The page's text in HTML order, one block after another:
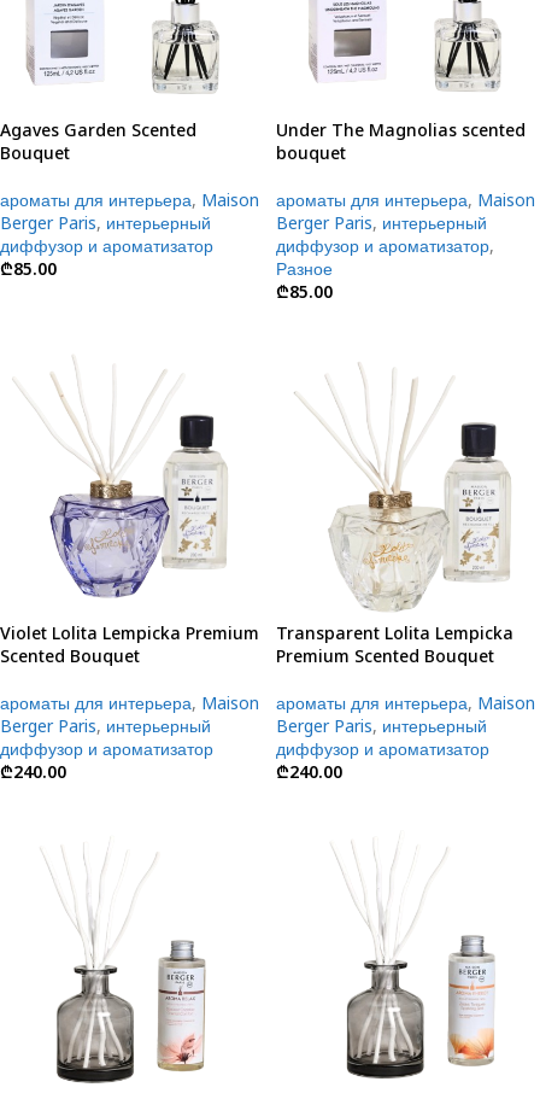
Agaves Garden Scented
Bouquet
ароматы для интерьера, Maison
Berger Paris, интерьерный
диффузор и ароматизатор
₾85.00
Under The Magnolias scented
bouquet
ароматы для интерьера, Maison
Berger Paris, интерьерный
диффузор и ароматизатор,
Разное
₾85.00
Violet Lolita Lempicka Premium
Scented Bouquet
ароматы для интерьера, Maison
Berger Paris, интерьерный
диффузор и ароматизатор
₾240.00
Transparent Lolita Lempicka
Premium Scented Bouquet
ароматы для интерьера, Maison
Berger Paris, интерьерный
диффузор и ароматизатор
₾240.00